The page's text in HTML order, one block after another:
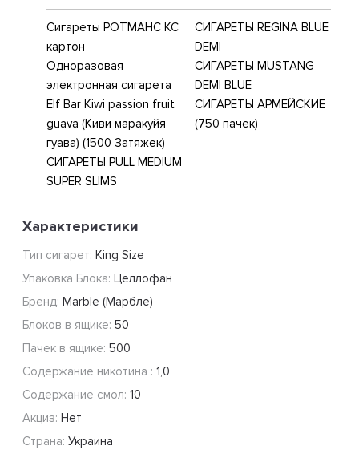
Сигареты РОТМАНС КС
картон
Одноразовая
электронная сигарета
Elf Bar Kiwi passion fruit
guava (Киви маракуйя
гуава) (1500 Затяжек)
СИГАРЕТЫ PULL MEDIUM
SUPER SLIMS
СИГАРЕТЫ REGINA BLUE
DEMI
СИГАРЕТЫ MUSTANG
DEMI BLUE
СИГАРЕТЫ АРМЕЙСКИЕ
(750 пачек)
Характеристики
Тип сигарет: King Size
Упаковка Блока: Целлофан
Бренд: Marble (Марбле)
Блоков в ящике: 50
Пачек в ящике: 500
Содержание никотина : 1,0
Содержание смол: 10
Акциз: Нет
Страна: Украина